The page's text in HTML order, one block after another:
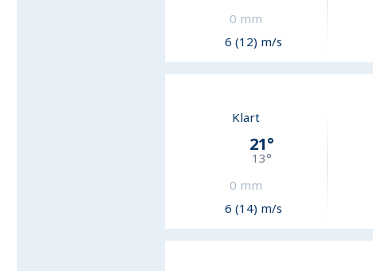
0 mm
6 (12) m/s
Klart
21°
13°
0 mm
6 (14) m/s